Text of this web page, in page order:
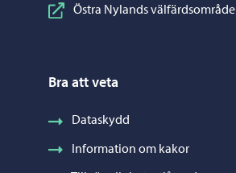
Östra Nylands välfärdsområde
Bra att veta
Dataskydd
Information om kakor